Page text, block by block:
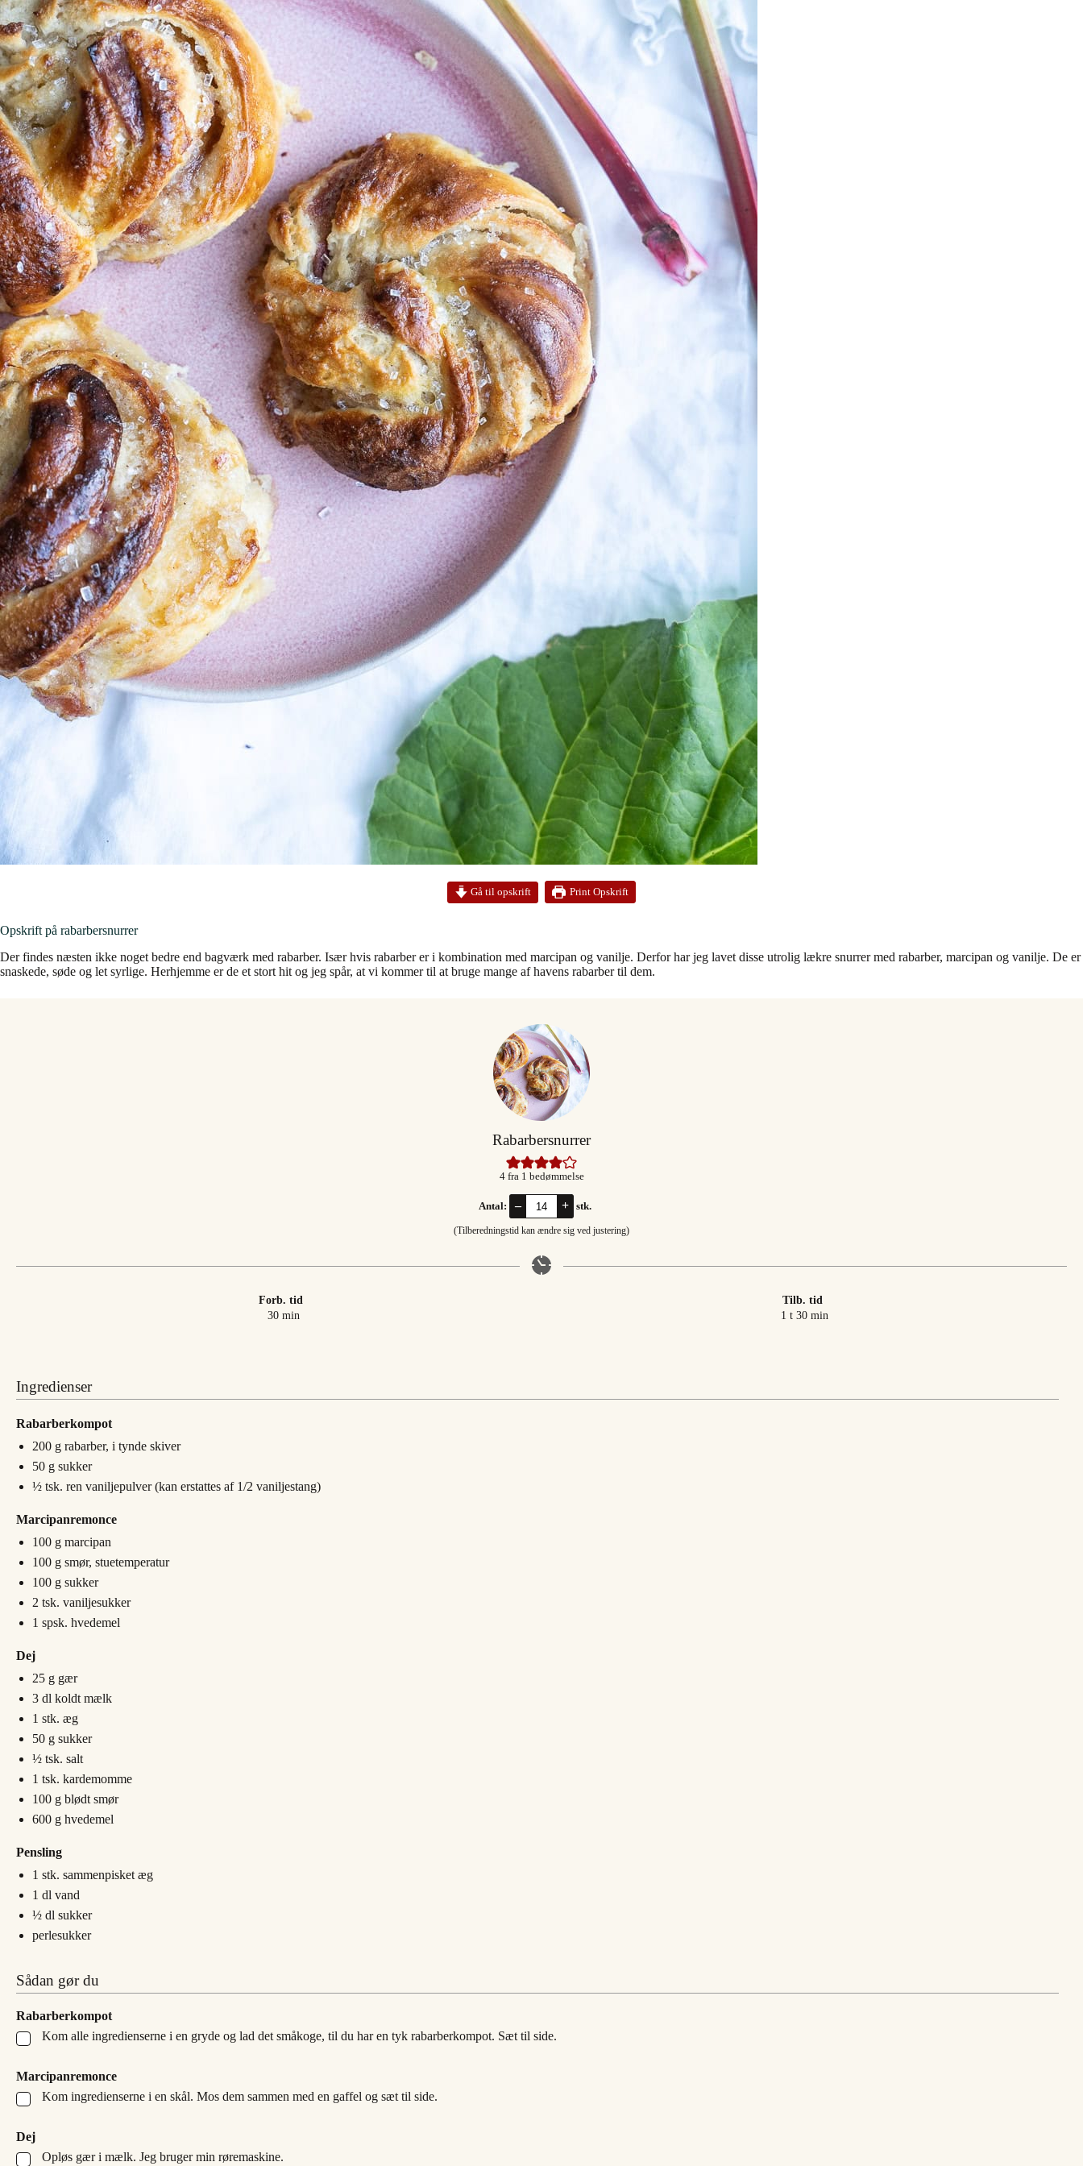
Gå til opskrift Print Opskrift
Opskrift på rabarbersnurrer
Der findes næsten ikke noget bedre end bagværk med rabarber. Især hvis rabarber er i kombination med marcipan og vanilje. Derfor har jeg lavet disse utrolig lækre snurrer med rabarber, marcipan og vanilje. De er
snaskede, søde og let syrlige. Herhjemme er de et stort hit og jeg spår, at vi kommer til at bruge mange af havens rabarber til dem.
Rabarbersnurrer
4fra 1 bedømmelse
Antal: – + stk.
(Tilberedningstid kan ændre sig ved justering)
Forb. tid
30minutter
min
Tilb. tid
1 time
t 30minutter
min
Ingredienser
Rabarberkompot
200 g rabarber, i tynde skiver
50 g sukker
½ tsk. ren vaniljepulver (kan erstattes af 1/2 vaniljestang)
Marcipanremonce
100 g marcipan
100 g smør, stuetemperatur
100 g sukker
2 tsk. vaniljesukker
1 spsk. hvedemel
Dej
25 g gær
3 dl koldt mælk
1 stk. æg
50 g sukker
½ tsk. salt
1 tsk. kardemomme
100 g blødt smør
600 g hvedemel
Pensling
1 stk. sammenpisket æg
1 dl vand
½ dl sukker
perlesukker
Sådan gør du
Rabarberkompot
▢
Kom alle ingredienserne i en gryde og lad det småkoge, til du har en tyk rabarberkompot. Sæt til side.
Marcipanremonce
▢
Kom ingredienserne i en skål. Mos dem sammen med en gaffel og sæt til side.
Dej
▢
Opløs gær i mælk. Jeg bruger min røremaskine.